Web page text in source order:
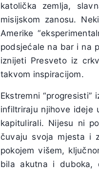
katolička zemlja,
misijskom zanosu.
Amerike
podsjećale na bar i na
iznijeti Presveto iz
takvom inspiracijom.
Ekstremni
infiltriraju njihove ideje
kapitulirali. Nijesu ni
čuvaju svoja mjesta i
pokojem višem,
bila akutna i duboka,